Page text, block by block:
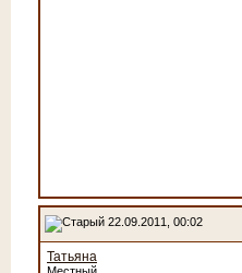
22.09.2011, 00:02
Татьяна